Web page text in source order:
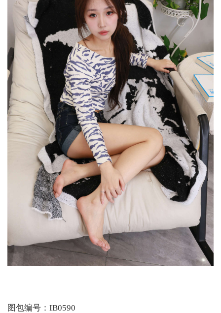
图包编号：IB0590